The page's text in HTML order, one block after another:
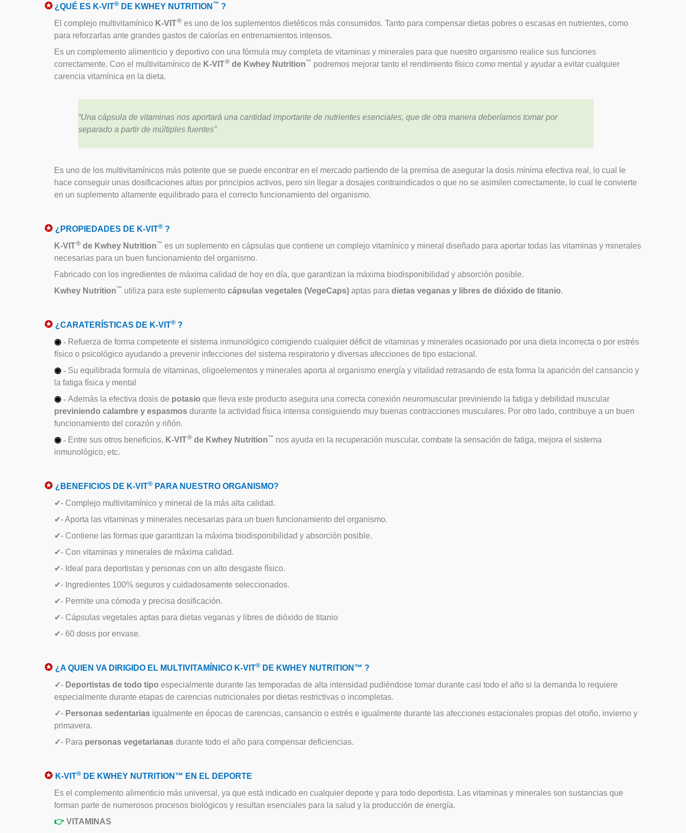
✪ ¿QUÉ ES K-VIT® DE KWHEY NUTRITION ™ ?
El complejo multivitamínicoK-VIT® es uno de los suplementos dietéticos más consumidos. Tanto para compensar dietas pobres o escasas en nutrientes, como
para reforzarlas ante grandes gastos de calorías en entrenamientos intensos.
Es un complemento alimenticio y deportivo con una fórmula muy completa de vitaminas y minerales para que nuestro organismo realice sus funciones
correctamente. Con el multivitamínico de K-VIT®de Kwhey Nutrition™ podremos mejorar tanto el rendimiento físico como mental y ayudar a evitar cualquier
carencia vitamínica en la dieta.
“Una cápsula de vitaminas nos aportará una cantidad importante de nutrientes esenciales, que de otra manera deberíamos tomar por
separado a partir de múltiples fuentes”
Es uno de los multivitamínicos más potente que se puede encontrar en el mercado partiendo de la premisa de asegurar la dosis mínima efectiva real, lo cual le
hace conseguir unas dosificaciones altas por principios activos, pero sin llegar a dosajes contraindicados o que no se asimilen correctamente, lo cual le convierte
en un suplemento altamente equilibrado para el correcto funcionamiento del organismo.
✪ ¿PROPIEDADES DE K-VIT® ?
K-VIT®de Kwhey Nutrition™ es un suplemento en cápsulas que contiene un complejo vitamínico y mineral diseñado para aportar todas las vitaminas y minerales
necesarias para un buen funcionamiento del organismo.
Fabricado con los ingredientes de máxima calidad de hoy en día, que garantizan la máxima biodisponibilidad y absorción posible.
Kwhey Nutrition™ utiliza para este suplemento cápsulas vegetales (VegeCaps)aptas para dietas veganas y libres de dióxido de titanio.
✪ ¿CARATERÍSTICAS DE K-VIT® ?
◉ -Refuerza de forma competente el sistema inmunológico corrigiendo cualquier déficit de vitaminas y minerales ocasionado por una dieta incorrecta o por estrés
físico o psicológico ayudando a prevenir infecciones del sistema respiratorio y diversas afecciones de tipo estacional.
◉ -Su equilibrada formula de vitaminas, oligoelementos y minerales aporta al organismo energía y vitalidad retrasando de esta forma la aparición del cansancio y
la fatiga física y mental
◉ -Además la efectiva dosis de potasio que lleva este producto asegura una correcta conexión neuromuscular previniendo la fatiga y debilidad muscular
previniendo calambre y espasmosdurante la actividad física intensa consiguiendo muy buenas contracciones musculares. Por otro lado, contribuye a un buen
funcionamiento del corazón y riñón.
◉ -Entre sus otros beneficios, K-VIT®de Kwhey Nutrition™ nos ayuda en la recuperación muscular, combate la sensación de fatiga, mejora el sistema
inmunológico, etc.
✪ ¿BENEFICIOS DE K-VIT® PARA NUESTRO ORGANISMO?
✔- Complejo multivitamínico y mineral de la más alta calidad.
✔- Aporta las vitaminas y minerales necesarias para un buen funcionamiento del organismo.
✔- Contiene las formas que garantizan la máxima biodisponibilidad y absorción posible.
✔- Con vitaminas y minerales de máxima calidad.
✔- Ideal para deportistas y personas con un alto desgaste físico.
✔- Ingredientes 100% seguros y cuidadosamente seleccionados.
✔- Permite una cómoda y precisa dosificación.
✔- Cápsulas vegetales aptas para dietas veganas y libres de dióxido de titanio
✔- 60 dosis por envase.
✪ ¿A QUIEN VA DIRIGIDO EL MULTIVITAMÍNICO K-VIT® DE KWHEY NUTRITION™ ?
✓- Deportistas de todo tipo especialmente durante las temporadas de alta intensidad pudiéndose tomar durante casi todo el año si la demanda lo requiere
especialmente durante etapas de carencias nutricionales por dietas restrictivas o incompletas.
✓- Personas sedentariasigualmente en épocas de carencias, cansancio o estrés e igualmente durante las afecciones estacionales propias del otoño, invierno y
primavera.
✓- Para personas vegetarianasdurante todo el año para compensar deficiencias.
✪ K-VIT® DE KWHEY NUTRITION™ EN EL DEPORTE
Es el complemento alimenticio más universal, ya que está indicado en cualquier deporte y para todo deportista. Las vitaminas y minerales son sustancias que
forman parte de numerosos procesos biológicos y resultan esenciales para la salud y la producción de energía.
👉VITAMINAS